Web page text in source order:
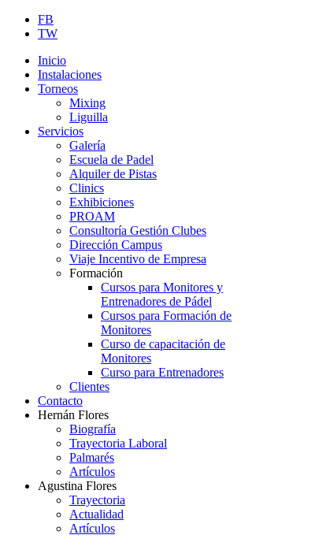
FB
TW
Inicio
Instalaciones
Torneos
Mixing
Liguilla
Servicios
Galería
Escuela de Padel
Alquiler de Pistas
Clinics
Exhibiciones
PROAM
Consultoría Gestión Clubes
Dirección Campus
Viaje Incentivo de Empresa
Formación
Cursos para Monitores y
Entrenadores de Pádel
Cursos para Formación de
Monitores
Curso de capacitación de
Monitores
Curso para Entrenadores
Clientes
Contacto
Hernán Flores
Biografía
Trayectoria Laboral
Palmarés
Artículos
Agustina Flores
Trayectoria
Actualidad
Artículos